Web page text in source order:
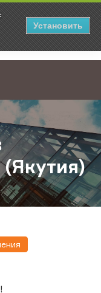
Установить
день в Республике
(Якутия)